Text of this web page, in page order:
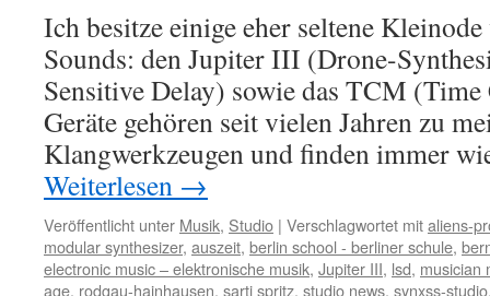
Ich besitze einige eher seltene
Sounds: den Jupiter III (Drone-
Sensitive Delay) sowie das TCM
Geräte gehören seit vielen Jahren zu
Klangwerkzeugen und finden immer
Weiterlesen →
Veröffentlicht unter Musik, Studio | Verschlagwortet mitaliens-
modular synthesizer, auszeit, berlin school - berliner schule,
electronic music – elektronische musik, Jupiter III, lsd, musician
age, rodgau-hainhausen, sarti spritz, studio news, synxss-studio